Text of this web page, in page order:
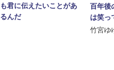
も君に伝えたいことがあ
るんだ
百年後
は笑っ
竹宮ゆ